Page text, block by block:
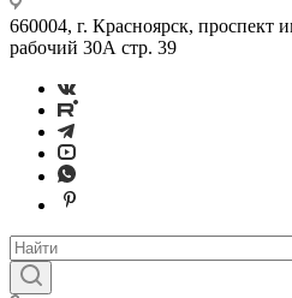
660004, г. Красноярск, проспект
рабочий 30А стр. 39